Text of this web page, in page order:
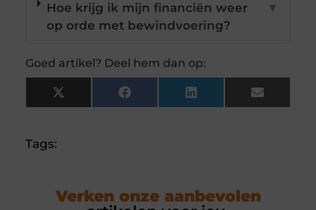
Hoe krijg ik mijn financiën weer
op orde met bewindvoering?
▼
Goed artikel? Deel hem dan op:
X
(Twitter)
Facebook LinkedIn Email
Tags:
Verken onze aanbevolen